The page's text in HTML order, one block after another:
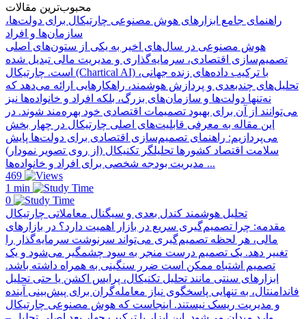
محبوب‌ترین مقالات
راهنمای جامع ابزارهای هوش مصنوعی چارتیکال برای دولت‌ها،
سازمان‌ها و افراد
هوش مصنوعی در سال‌های اخیر به یکی از ستون‌های اصلی
تصمیم‌سازی اقتصادی، سرمایه‌گذاری و مدیریت مالی تبدیل شده
است. چارتیکال (Chartical AI) با ترکیب داده‌های زنده جهانی،
تحلیل‌های چندبعدی و پردازش هوشمند، راهکارهایی ارائه می‌دهد که
نه‌تنها دولت‌ها و سازمان‌های بزرگ، بلکه افراد و خانواده‌ها نیز
می‌توانند از آن برای بهبود تصمیمات اقتصادی خود بهره‌مند شوند. در
این مقاله به معرفی قابلیت‌های اصلی چارتیکال در چهار بخش
می‌پردازیم: راهنمای تصمیم‌سازی اقتصادی برای دولت‌ها پایش
سلامت اقتصاد کشورها تحلیلگر تکنیکال (از روی تصویر نمودار)
مدیریت بودجه شخصی برای افراد و خانواده‌ها ...
469
1 min
0
تحلیل هوشمند کندل بعدی و سیگنال معاملاتی چارتیکال
مقدمه: چرا تصمیم‌گیری سریع در بازار اهمیت دارد؟ در بازارهای
مالی، هر لحظه تصمیم‌گیری می‌تواند سرنوشت سرمایه‌گذار را
تغییر دهد. یک تصمیم درست منجر به سود چشمگیر می‌شود و یک
تصمیم اشتباه ممکن است ضرر سنگینی به همراه داشته باشد.
ابزارهای سنتی مانند تحلیل تکنیکال، پرایس اکشن یا حتی تحلیل
فاندامنتال، به تنهایی پاسخگوی نیاز معامله‌گران برای پیش‌بینی آینده
و مدیریت ریسک نیستند. اینجاست که هوش مصنوعی چارتیکال